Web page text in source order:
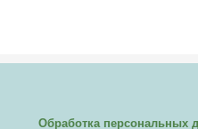
Обработка персональных